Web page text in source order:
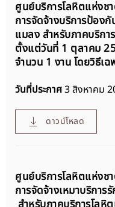
ศูนย์บริการโลหิตแห่งช
การจัดจ้างบริการป้อง
แมลง สำหรับภาคบริก
ตั้งแต่วันที่ 1 ตุลาคม
จำนวน 1 งาน โดยวิธีเฉ
วันที่ประกาศ3 สิงหาคม
ดาวน์โหลด
ศูนย์บริการโลหิตแห่งช
การจัดจ้างเหมาบริกา